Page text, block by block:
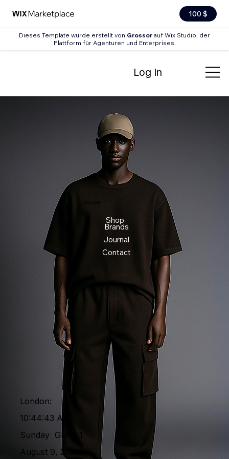
100 $
Dieses Template wurde erstellt von Grossor auf Wix Studio, der
Plattform für Agenturen und Enterprises.